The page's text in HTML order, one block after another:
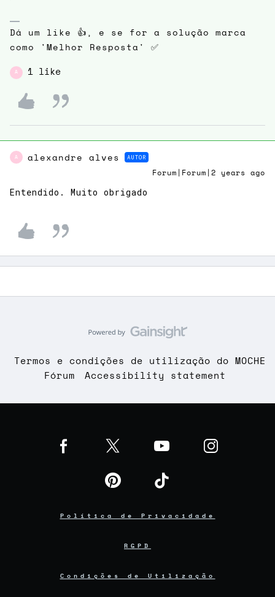
Dá um like 👍, e se for a solução marca
como 'Melhor Resposta' ✅
A 1 like
A alexandre alves AUTOR
Forum|Forum|2 years ago
Entendido. Muito obrigado
Termos e condições de utilização do MOCHE
Fórum
Accessibility statement
Política de Privacidade
RGPD
Condições de Utilização